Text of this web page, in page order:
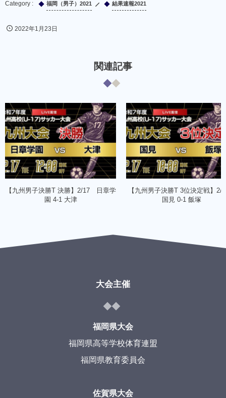
福岡（男子）2021 結果速報2021
2022年1月23日
関連記事
【九州男子決勝T 決勝】2/17 日章学
園 4-1 大津
【九州男子決勝T 3位決定戦】
国見 0-1 飯塚
大会主催
福岡県大会
福岡県高等学校体育連盟
福岡県教育委員会
佐賀県大会